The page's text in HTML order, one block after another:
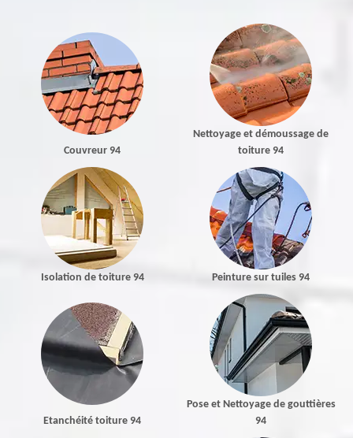
Couvreur 94
Nettoyage et démoussage de
toiture 94
Isolation de toiture 94 Peinture sur tuiles 94
Etanchéité toiture 94
Pose et Nettoyage de gouttières
94